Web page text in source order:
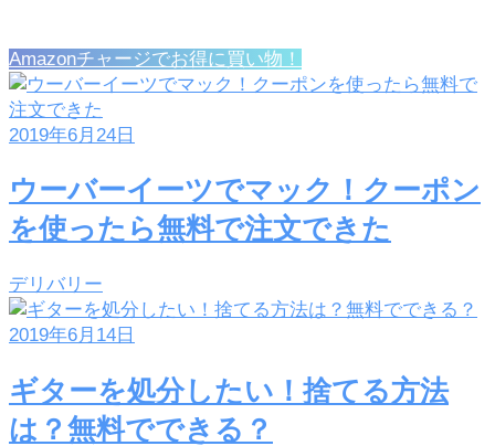
Amazonチャージでお得に買い物！
2019年6月24日
ウーバーイーツでマック！クーポン
を使ったら無料で注文できた
デリバリー
2019年6月14日
ギターを処分したい！捨てる方法
は？無料でできる？